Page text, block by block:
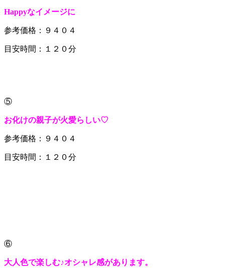
Happyなイメージに
参考価格：９４０４
目安時間：１２０分
⑤
お化けの親子が火愛らしい♡
参考価格：９４０４
目安時間：１２０分
⑥
大人色で楽しむ♪オシャレ感があります。